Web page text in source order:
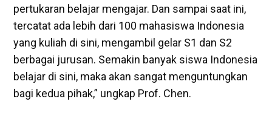
pertukaran belajar mengajar. Dan sampai saat ini,
tercatat ada lebih dari 100 mahasiswa Indonesia
yang kuliah di sini, mengambil gelar S1 dan S2
berbagai jurusan. Semakin banyak siswa Indonesia
belajar di sini, maka akan sangat menguntungkan
bagi kedua pihak,” ungkap Prof. Chen.